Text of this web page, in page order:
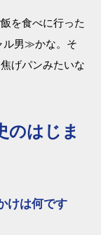
を食べに行った
ル男≫かな。そ
げパンみたいな
のはじま
けは何です